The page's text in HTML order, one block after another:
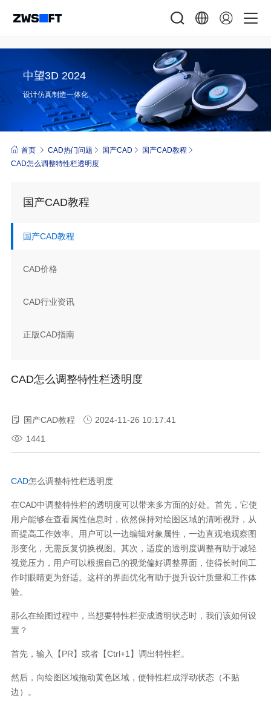
中望3D 2024
设计仿真制造一体化
首页 CAD热门问题 国产CAD
国产CAD教程
CAD怎么调整特性栏透明度
国产CAD教程
国产CAD教程
CAD价格
CAD行业资讯
正版CAD指南
CAD怎么调整特性栏透明度
国产CAD教程
2024-11-26 10:17:41
1441
CAD怎么调整特性栏透明度
在CAD中调整特性栏的透明度可以带来多方面的好处。首先，它使
用户能够在查看属性信息时，依然保持对绘图区域的清晰视野，从
而提高工作效率。用户可以一边编辑对象属性，一边直观地观察图
形变化，无需反复切换视图。其次，适度的透明度调整有助于减轻
视觉压力，用户可以根据自己的视觉偏好调整界面，使得长时间工
作时眼睛更为舒适。这样的界面优化有助于提升设计质量和工作体
验。
那么在绘图过程中，当想要特性栏变成透明状态时，我们该如何设
置？
首先，输入【PR】或者【Ctrl+1 】调出特性栏。
然后，向绘图区域拖动黄色区域，使特性栏成浮动状态（不贴
边）。